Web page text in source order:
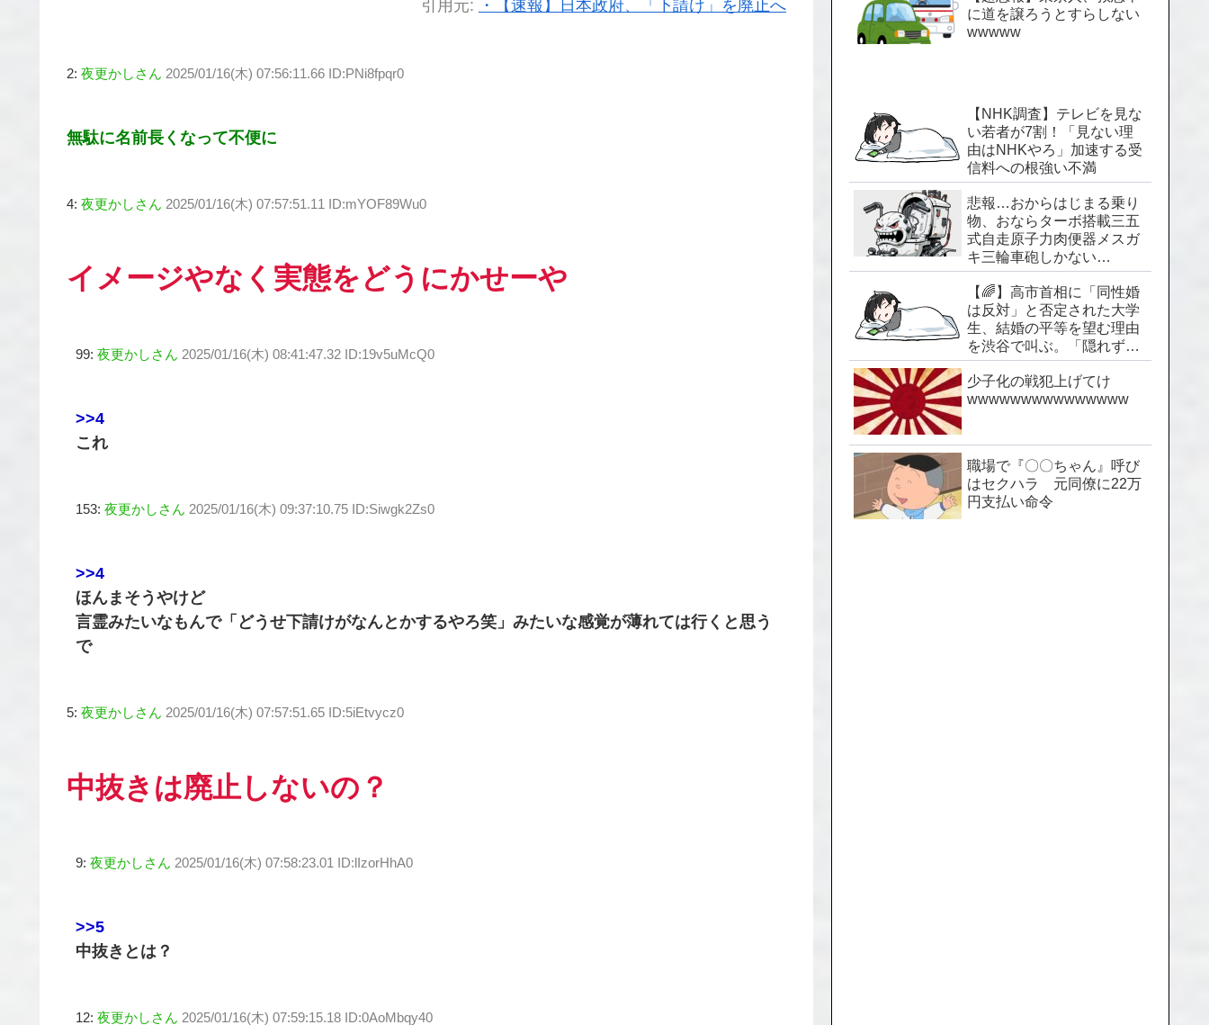
引用元: ・【速報】日本政府、「下請け」を廃止へ
2: 夜更かしさん 2025/01/16(木) 07:56:11.66 ID:PNi8fpqr0
無駄に名前長くなって不便に
4: 夜更かしさん 2025/01/16(木) 07:57:51.11 ID:mYOF89Wu0
イメージやなく実態をどうにかせーや
99: 夜更かしさん 2025/01/16(木) 08:41:47.32 ID:19v5uMcQ0
>>4
これ
153: 夜更かしさん 2025/01/16(木) 09:37:10.75 ID:Siwgk2Zs0
>>4
ほんまそうやけど
言霊みたいなもんで「どうせ下請けがなんとかするやろ笑」みたいな感覚が薄れては行くと思う
で
5: 夜更かしさん 2025/01/16(木) 07:57:51.65 ID:5iEtvycz0
中抜きは廃止しないの？
9: 夜更かしさん 2025/01/16(木) 07:58:23.01 ID:lIzorHhA0
>>5
中抜きとは？
12: 夜更かしさん 2025/01/16(木) 07:59:15.18 ID:0AoMbqy40
に道を譲ろうとすらしない
wwwww
【NHK調査】テレビを見な
い若者が7割！「見ない理
由はNHKやろ」加速する受
信料への根強い不満
悲報…おからはじまる乗り
物、おならターボ搭載三五
式自走原子力肉便器メスガ
キ三輪車砲しかない…
【🌈】高市首相に「同性婚
は反対」と否定された大学
生、結婚の平等を望む理由
を渋谷で叫ぶ。「隠れずに
生きられる社会を」
少子化の戦犯上げてけ
wwwwwwwwwwwwwww
職場で『〇〇ちゃん』呼び
はセクハラ 元同僚に22万
円支払い命令